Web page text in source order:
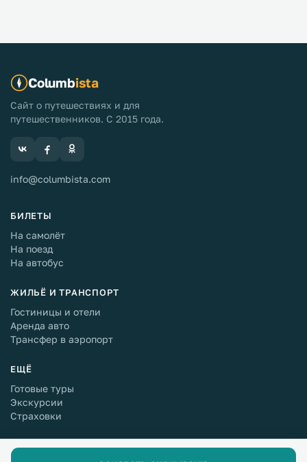
Columbista
Сайт о путешествиях и для
путешественников. С 2015 года.
info@columbista.com
БИЛЕТЫ
На самолёт
На поезд
На автобус
ЖИЛЬЁ И ТРАНСПОРТ
Гостиницы и отели
Аренда авто
Трансфер в аэропорт
ЕЩЁ
Готовые туры
Экскурсии
Страховки